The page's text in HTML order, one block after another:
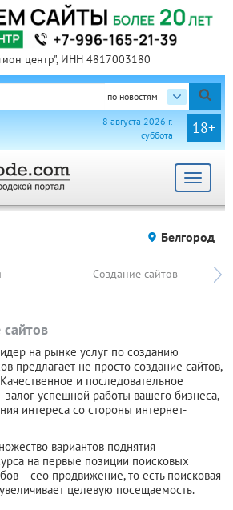
центр", ИНН 4817003180
по новостям
18+
8 августа 2026 г.
суббота
Toggle
Белгород
Создание сайтов
на рынке услуг по созданию
предлагает не просто создание сайтов,
и последовательное
успешной работы вашего бизнеса,
интереса со стороны интернет-
вариантов поднятия
на первые позиции поисковых
- сео продвижение, то есть поисковая
целевую посещаемость.